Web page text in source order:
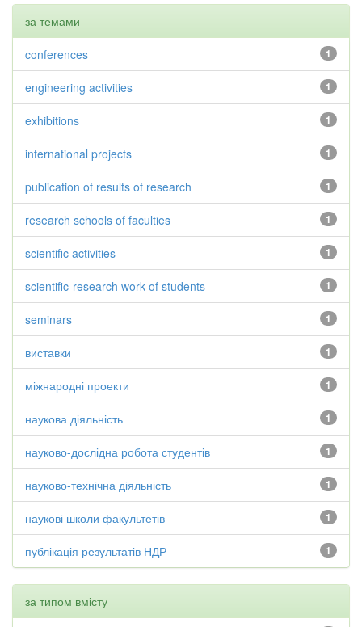
за темами
1
conferences
1
engineering activities
1
exhibitions
1
international projects
1
publication of results of research
1
research schools of faculties
1
scientific activities
1
scientific-research work of students
1
seminars
1
виставки
1
міжнародні проекти
1
наукова діяльність
1
науково-дослідна робота студентів
1
науково-технічна діяльність
1
наукові школи факультетів
1
публікація результатів НДР
за типом вмісту